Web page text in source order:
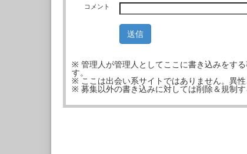
コメント
※ 管理人が管理人としてここに書き込みをす
す。
※ ここは出会い系サイトではありません。異
※ 募集以外の書き込みに対しては削除＆規制す